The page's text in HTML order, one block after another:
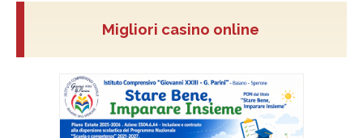
Migliori casino online